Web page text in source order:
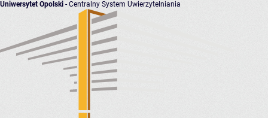
Uniwersytet Opolski - Centralny System Uwierzytelniania